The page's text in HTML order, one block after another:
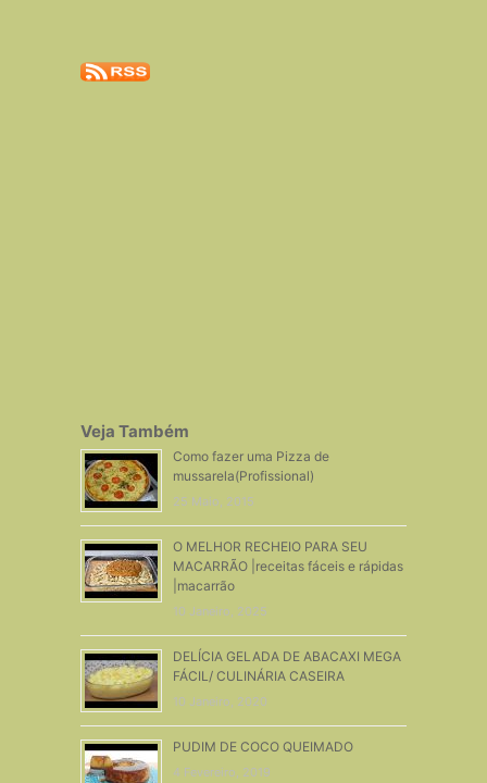
Veja Também
Como fazer uma Pizza de
mussarela(Profissional)
25 Maio, 2015
O MELHOR RECHEIO PARA SEU
MACARRÃO |receitas fáceis e rápidas
|macarrão
10 Janeiro, 2025
DELÍCIA GELADA DE ABACAXI MEGA
FÁCIL/ CULINÁRIA CASEIRA
10 Janeiro, 2020
PUDIM DE COCO QUEIMADO
4 Fevereiro, 2019